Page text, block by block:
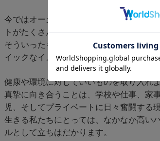
今ではオーガニックやサステナブルなモ
トがたくさん登場していますが、実のと
そういったものを取り入れた暮らしは多
イックなイメージがあるかもしれません
健康や環境に対していいものを取り入れ
真摯に向き合うことは、学校や仕事、家
児、そしてプライベートに日々奮闘する
生きる私たちにとっては、なかなか高い
ルとして立ちはだかります。